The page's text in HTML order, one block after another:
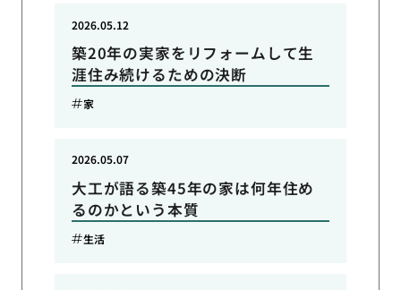
築20年の実家をリフォームして生
涯住み続けるための決断
2026.05.12
家
大工が語る築45年の家は何年住め
るのかという本質
2026.05.07
生活